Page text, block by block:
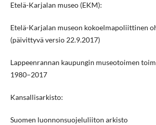
Etelä-Karjalan museo (EKM):
Etelä-Karjalan museon kokoelmapoliittinen
(päivittyvä versio 22.9.2017)
Lappeenrannan kaupungin museotoimen
1980–2017
Kansallisarkisto:
Suomen luonnonsuojeluliiton arkisto